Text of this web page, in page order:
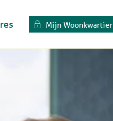
Mijn Woonkwartier